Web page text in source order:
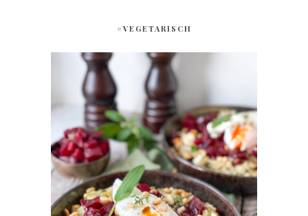
#VEGETARISCH